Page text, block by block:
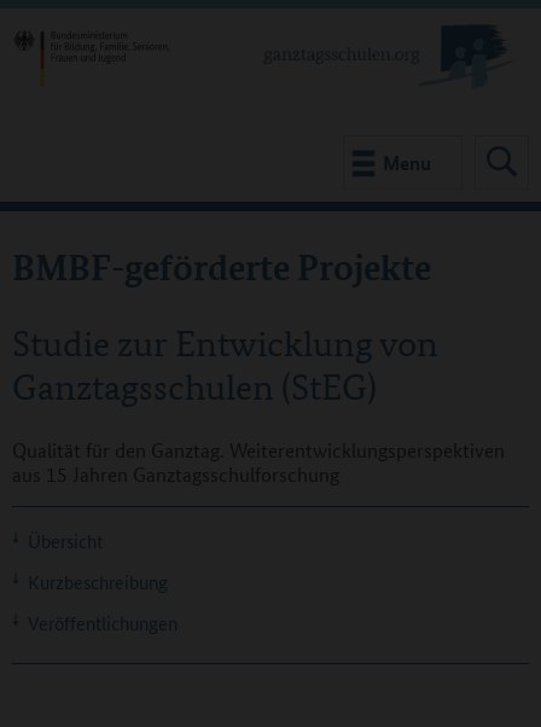
Menu
BMBF-geförderte Projekte
Studie zur Entwicklung von
Ganztagsschulen (StEG)
Qualität für den Ganztag. Weiterentwicklungsperspektiven
aus 15 Jahren Ganztagsschulforschung
Übersicht
Kurzbeschreibung
Veröffentlichungen